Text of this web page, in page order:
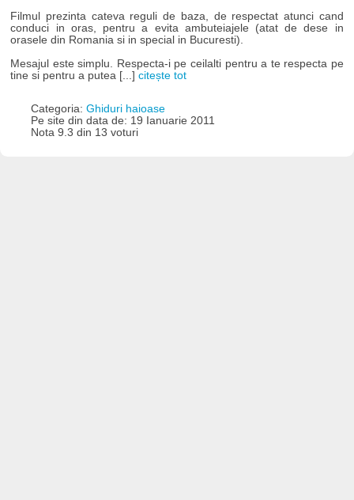
Filmul prezinta cateva reguli de baza, de respectat atunci cand
conduci in oras, pentru a evita ambuteiajele (atat de dese in
orasele din Romania si in special in Bucuresti).
Mesajul este simplu. Respecta-i pe ceilalti pentru a te respecta pe
tine si pentru a putea [...]citește tot
Categoria: Ghiduri haioase
Pe site din data de: 19 Ianuarie 2011
Nota 9.3 din 13 voturi